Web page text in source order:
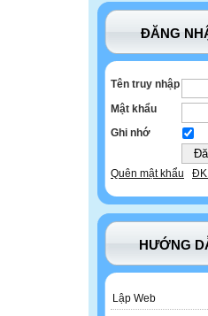
ĐĂNG
Tên truy nhập
Mật khẩu
Ghi nhớ
Quên mật khẩu ĐK
HƯỚNG
Lập Web